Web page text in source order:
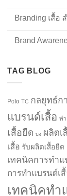
Branding เสื้อ
Brand
TAG BLOG
Polo TC กลยุทธ์ก
แบรนด์เสื้อ ทำ
เสื้อยืด บง ผลิตเ
เสื้อ รับผลิตเสื้อยืด
เทคนิคการทำแ
การทำแบรนด์เ
เทคนิคทำ